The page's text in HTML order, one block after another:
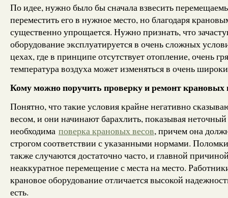
По идее, нужно было бы сначала взвесить
переместить его в нужное место, но благодаря
существенно упрощается. Нужно признать, что
оборудование эксплуатируется в очень сложных
цехах, где в принципе отсутствует отопление, очень
температура воздуха может изменяться в очень
Кому можно поручить проверку и ремонт крановых
Понятно, что такие условия крайне негативно
весом, и они начинают барахлить, показывая
необходима поверка крановых весов, причем она
строгом соответствии с указанными нормами.
также случаются достаточно часто, и главной
неаккуратное перемещение с места на место.
крановое оборудование отличается высокой
есть.